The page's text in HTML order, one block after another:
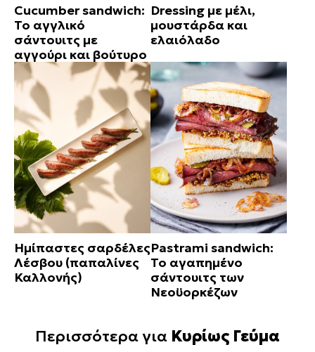
Cucumber sandwich:
Το αγγλικό
σάντουιτς με
αγγούρι και βούτυρο
Dressing με μέλι,
μουστάρδα και
ελαιόλαδο
Ημίπαστες σαρδέλες
Λέσβου (παπαλίνες
Καλλονής)
Pastrami sandwich:
Το αγαπημένο
σάντουιτς των
Νεοϋορκέζων
Περισσότερα για Κυρίως Γεύμα